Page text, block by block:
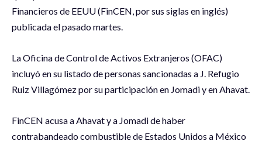
Financieros de EEUU (FinCEN, por sus siglas en inglés)
publicada el pasado martes.
La Oficina de Control de Activos Extranjeros (OFAC)
incluyó en su listado de personas sancionadas a J. Refugio
Ruiz Villagómez por su participación en Jomadi y en Ahavat.
FinCEN acusa a Ahavat y a Jomadi de haber
contrabandeado combustible de Estados Unidos a México